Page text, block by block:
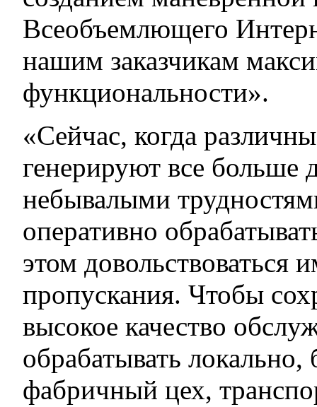
Всеобъемлющего
нашим заказчикам
функциональности».
«Сейчас, когда
генерируют все больше
небывалыми
оперативно
этом довольствоваться
пропускания. Чтобы
высокое качество
обрабатывать
фабричный цех,